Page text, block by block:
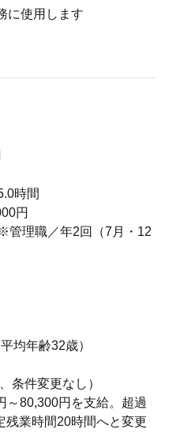
に使用します
時間
円
理職／年2回（7月・12
均年齢32歳）
条件変更なし）
80,300円を支給。超過
残業時間20時間へと変更